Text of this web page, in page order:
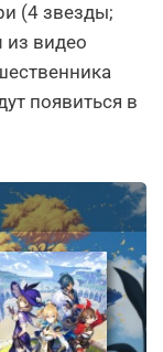
(4 звезды;
из видео
появиться в